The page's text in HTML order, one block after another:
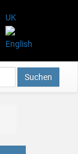
UK
Suchen